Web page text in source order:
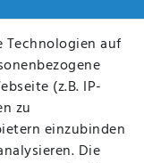
auf
(z.B. IP-
zu
einzubinden
Die